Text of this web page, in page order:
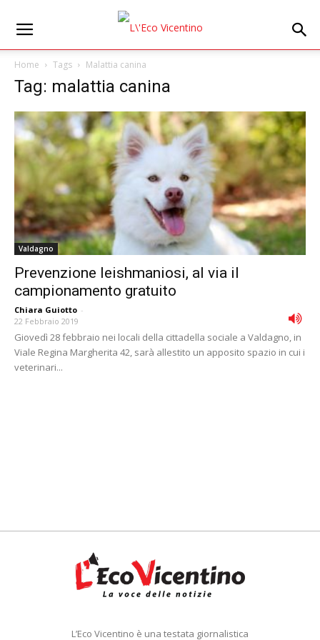
Home Tags Malattia canina
Tag: malattia canina
Valdagno
Prevenzione leishmaniosi, al via il
campionamento gratuito
Chiara Guiotto -
22 Febbraio 2019
Giovedì 28 febbraio nei locali della cittadella sociale a Valdagno, in
Viale Regina Margherita 42, sarà allestito un apposito spazio in cui i
veterinari...
L’Eco Vicentino è una testata giornalistica